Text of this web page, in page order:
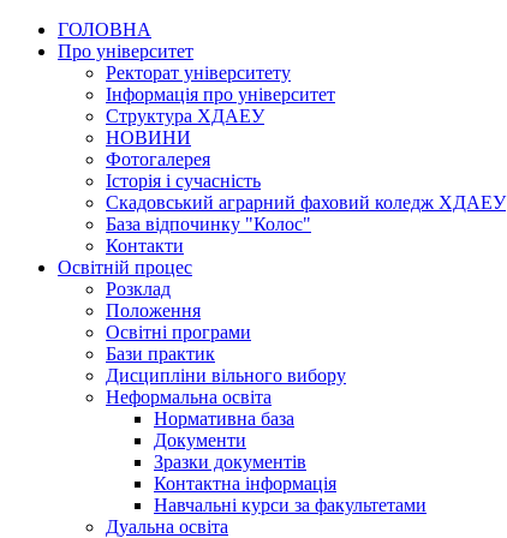
ГОЛОВНА
Про університет
Ректорат університету
Інформація про університет
Структура ХДАЕУ
НОВИНИ
Фотогалерея
Історія і сучасність
Скадовський аграрний фаховий коледж ХДАЕУ
База відпочинку "Колос"
Контакти
Освітній процес
Розклад
Положення
Освітні програми
Бази практик
Дисципліни вільного вибору
Неформальна освіта
Нормативна база
Документи
Зразки документів
Контактна інформація
Навчальні курси за факультетами
Дуальна освіта